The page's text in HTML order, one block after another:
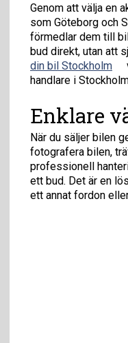
Genom att välja en
som Göteborg och
förmedlar dem till
bud direkt, utan att
din bil Stockholm
handlare i
Enklare
När du säljer bilen
fotografera bilen,
professionell
ett bud. Det är en
ett annat fordon